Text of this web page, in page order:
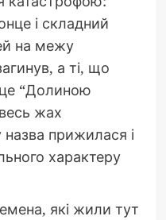
і складний
на межу
а ті, що
“Долиною
жах
прижилася і
характеру
які жили тут